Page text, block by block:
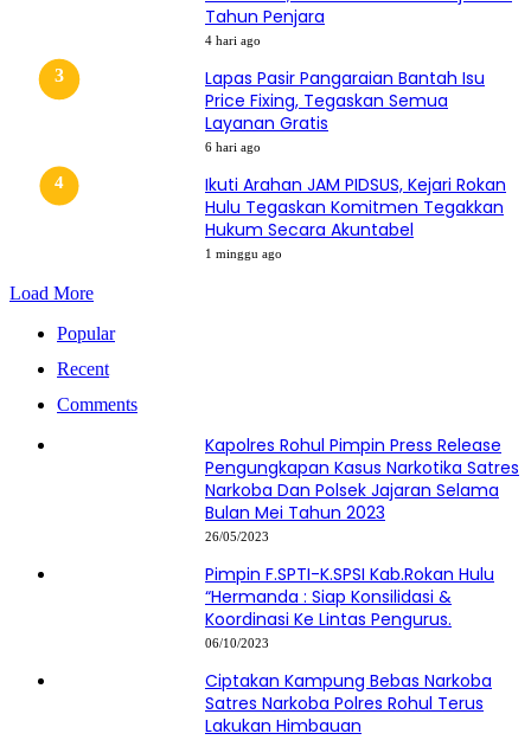
Tahun Penjara
4 hari ago
Lapas Pasir Pangaraian Bantah Isu
Price Fixing, Tegaskan Semua
Layanan Gratis
6 hari ago
Ikuti Arahan JAM PIDSUS, Kejari Rokan
Hulu Tegaskan Komitmen Tegakkan
Hukum Secara Akuntabel
1 minggu ago
Load More
Popular
Recent
Comments
Kapolres Rohul Pimpin Press Release
Pengungkapan Kasus Narkotika Satres
Narkoba Dan Polsek Jajaran Selama
Bulan Mei Tahun 2023
26/05/2023
Pimpin F.SPTI-K.SPSI Kab.Rokan Hulu
“Hermanda : Siap Konsilidasi &
Koordinasi Ke Lintas Pengurus.
06/10/2023
Ciptakan Kampung Bebas Narkoba
Satres Narkoba Polres Rohul Terus
Lakukan Himbauan